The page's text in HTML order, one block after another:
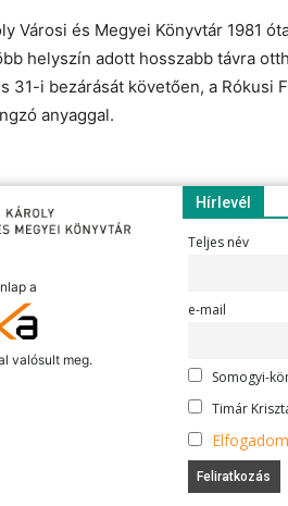
Városi és Megyei Könyvtár 1981
helyszín adott hosszabb távra
31-i bezárását követően, a Rókusi
anyaggal.
a
valósult meg.
Hírlevél
Teljes név
e-mail
Somogyi-
Timár